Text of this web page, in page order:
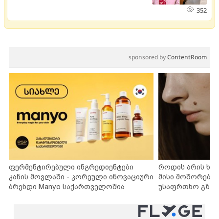
352
sponsored byContentRoom
ფერმენტირებული ინგრედიენტები
კანის მოვლაში - კორეული ინოვაციური
ბრენდი Manyo საქართველოშია
როდის არის
მისი
უსაფრთხო